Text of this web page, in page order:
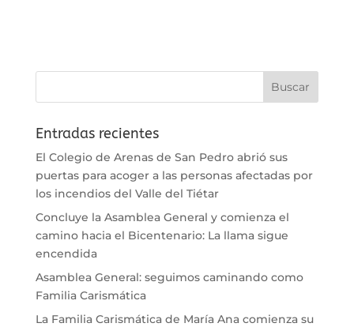
Entradas recientes
El Colegio de Arenas de San Pedro abrió sus
puertas para acoger a las personas afectadas por
los incendios del Valle del Tiétar
Concluye la Asamblea General y comienza el
camino hacia el Bicentenario: La llama sigue
encendida
Asamblea General: seguimos caminando como
Familia Carismática
La Familia Carismática de María Ana comienza su